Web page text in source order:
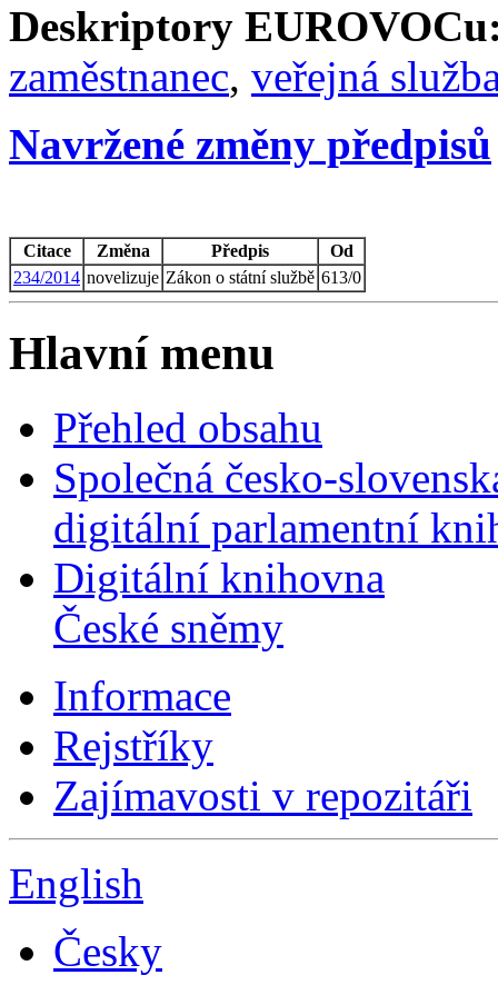
Deskriptory
zaměstnanec, veřejná
Navržené změny předpisů
Citace Změna Předpis
Od
234/2014 novelizuje Zákon o státní službě 613/0
Hlavní menu
Přehled obsahu
Společná česko-
digitální parlamentní
Digitální knihovna
České sněmy
Informace
Rejstříky
Zajímavosti v repozitáři
English
Česky